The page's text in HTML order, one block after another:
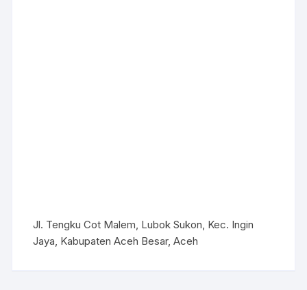
Jl. Tengku Cot Malem, Lubok Sukon, Kec. Ingin
Jaya, Kabupaten Aceh Besar, Aceh